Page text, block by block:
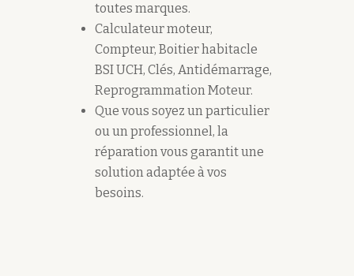
toutes marques.
Calculateur moteur,
Compteur, Boitier habitacle
BSI UCH, Clés, Antidémarrage,
Reprogrammation Moteur.
Que vous soyez un particulier
ou un professionnel, la
réparation vous garantit une
solution adaptée à vos
besoins.